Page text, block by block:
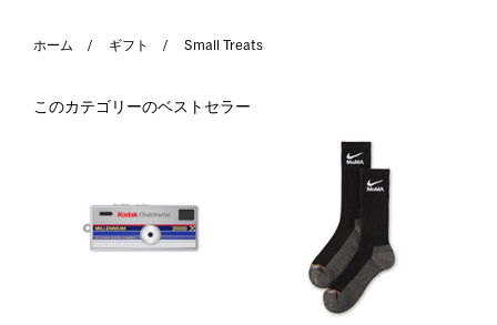
ホーム ギフト Small Treats
このカテゴリーのベストセラー